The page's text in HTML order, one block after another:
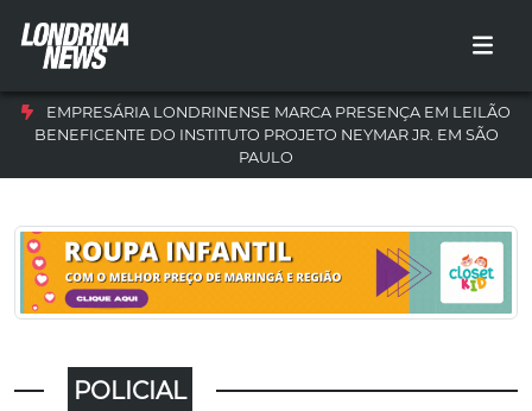
EMPRESÁRIA LONDRINENSE MARCA PRESENÇA EM LEILÃO
BENEFICENTE DO INSTITUTO PROJETO NEYMAR JR. EM SÃO
PAULO
POLICIAL